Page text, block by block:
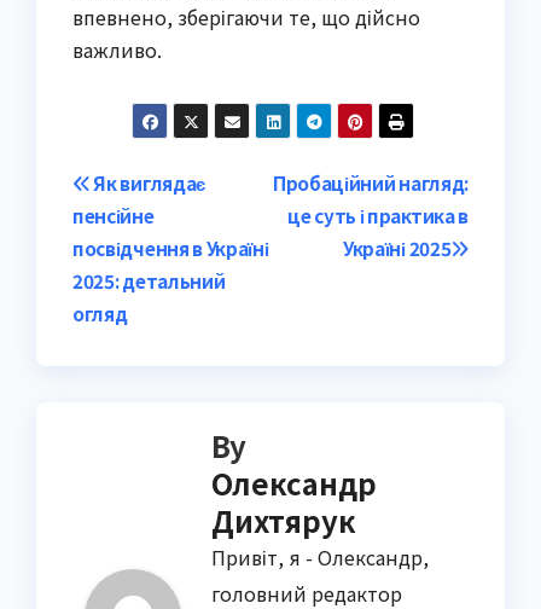
впевнено, зберігаючи те, що дійсно
важливо.
Post
navigation
Пробаційний нагляд:
це суть і практика в
Україні 2025
Як виглядає
пенсійне
посвідчення в Україні
2025: детальний
огляд
By
Олександр
Дихтярук
Привіт, я - Олександр,
головний редактор